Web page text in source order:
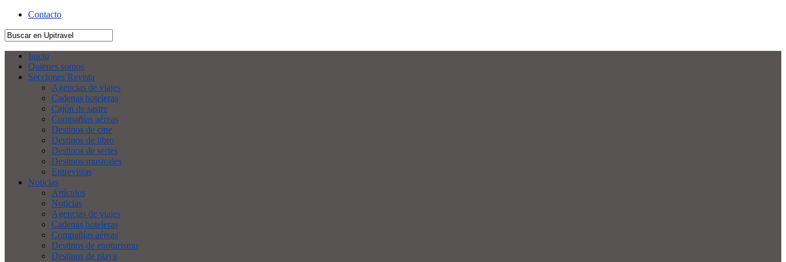
Contacto
Inicio
Quienes somos
Secciones Revista
Agencias de viajes
Cadenas hoteleras
Cajón de sastre
Compañías aéreas
Destinos de cine
Destinos de libro
Destinos de series
Destinos musicales
Entrevistas
Noticias
Artículos
Noticias
Agencias de viajes
Cadenas hoteleras
Compañías aéreas
Destinos de enoturismo
Destinos de playa